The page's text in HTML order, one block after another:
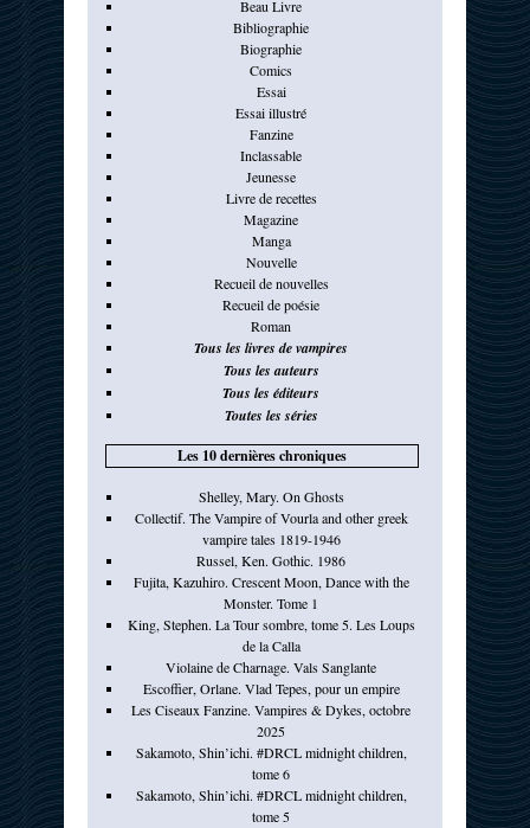
Beau Livre
Bibliographie
Biographie
Comics
Essai
Essai illustré
Fanzine
Inclassable
Jeunesse
Livre de recettes
Magazine
Manga
Nouvelle
Recueil de nouvelles
Recueil de poésie
Roman
Tous les livres de vampires
Tous les auteurs
Tous les éditeurs
Toutes les séries
Les 10 dernières chroniques
Shelley, Mary. On Ghosts
Collectif. The Vampire of Vourla and other greek
vampire tales 1819-1946
Russel, Ken. Gothic. 1986
Fujita, Kazuhiro. Crescent Moon, Dance with the
Monster. Tome 1
King, Stephen. La Tour sombre, tome 5. Les Loups
de la Calla
Violaine de Charnage. Vals Sanglante
Escoffier, Orlane. Vlad Tepes, pour un empire
Les Ciseaux Fanzine. Vampires & Dykes, octobre
2025
Sakamoto, Shin’ichi. #DRCL midnight children,
tome 6
Sakamoto, Shin’ichi. #DRCL midnight children,
tome 5